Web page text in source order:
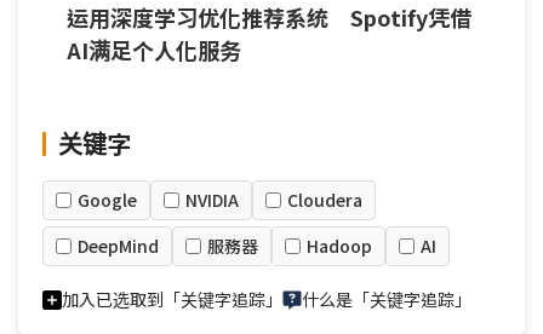
运用深度学习优化推荐系统 Spotify凭借
AI满足个人化服务
关键字
Google NVIDIA
Cloudera
DeepMind
服務器 Hadoop AI
加入已选取到「关键字追踪」 什么是「关键字追踪」